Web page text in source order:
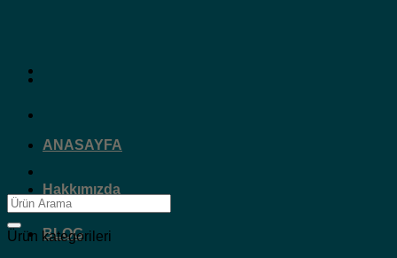
ANASAYFA
Hakkımızda
BLOG
Ara:
Ürün kategorileri